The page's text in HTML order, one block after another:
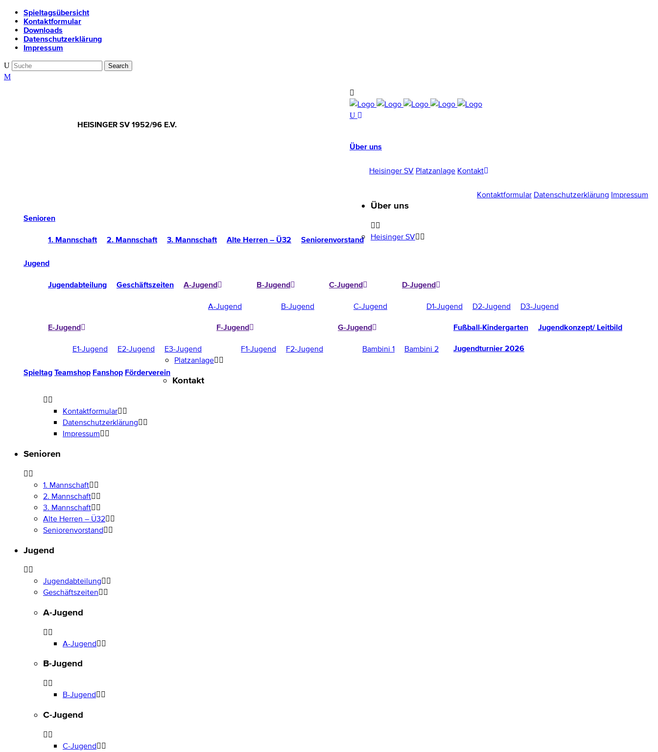
Spieltagsübersicht
Kontaktformular
Downloads
Datenschutzerklärung
Impressum
HEISINGER SV 1952/96 E.V.
Über uns
Heisinger SV Platzanlage Kontakt
Kontaktformular Datenschutzerklärung Impressum
Senioren
1. Mannschaft 2. Mannschaft 3. Mannschaft Alte Herren – Ü32 Seniorenvorstand
Jugend
Jugendabteilung Geschäftszeiten A-Jugend
A-Jugend
B-Jugend
B-Jugend
C-Jugend
C-Jugend
D-Jugend
D1-Jugend D2-Jugend D3-Jugend
E-Jugend
E1-Jugend E2-Jugend E3-Jugend
F-Jugend
F1-Jugend F2-Jugend
G-Jugend
Bambini 1 Bambini 2
Fußball-Kindergarten Jugendkonzept/ Leitbild
Jugendturnier 2026
Spieltag Teamshop Fanshop Förderverein
Über uns
Heisinger SV
Platzanlage
Kontakt
Kontaktformular
Datenschutzerklärung
Impressum
Senioren
1. Mannschaft
2. Mannschaft
3. Mannschaft
Alte Herren – Ü32
Seniorenvorstand
Jugend
Jugendabteilung
Geschäftszeiten
A-Jugend
A-Jugend
B-Jugend
B-Jugend
C-Jugend
C-Jugend